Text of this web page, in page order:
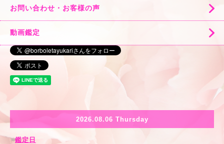
お問い合わせ・お客様の声
動画鑑定
2026.08.06 Thursday
鑑定日